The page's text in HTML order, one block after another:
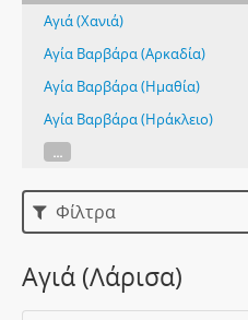
Αγιά (Χανιά)
Αγία Βαρβάρα (Αρκαδία)
Αγία Βαρβάρα (Ημαθία)
Αγία Βαρβάρα (Ηράκλειο)
...
Φίλτρα
Αγιά (Λάρισα)